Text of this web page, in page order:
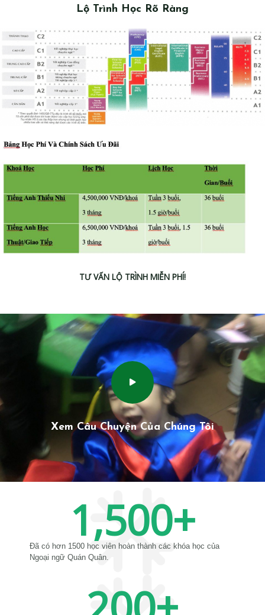
Lộ Trình Học Rõ Ràng
TƯ VẤN LỘ TRÌNH MIỄN PHÍ!
Xem Câu Chuyện Của Chúng Tôi
Đã có hơn 1500 học viên hoàn thành các khóa học của
Ngoại ngữ Quán Quân.
1,500+